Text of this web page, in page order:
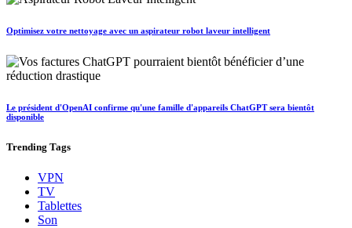
Optimisez votre nettoyage avec un aspirateur robot laveur intelligent
Le président d'OpenAI confirme qu'une famille d'appareils ChatGPT sera bientôt
disponible
Trending Tags
VPN
TV
Tablettes
Son